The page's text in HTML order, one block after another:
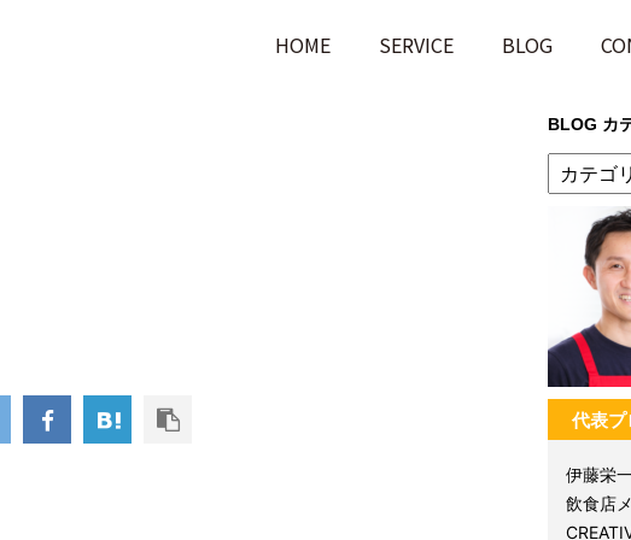
HOME SERVICE BLOG
BLOG カ
代表プ
伊藤栄
飲食店